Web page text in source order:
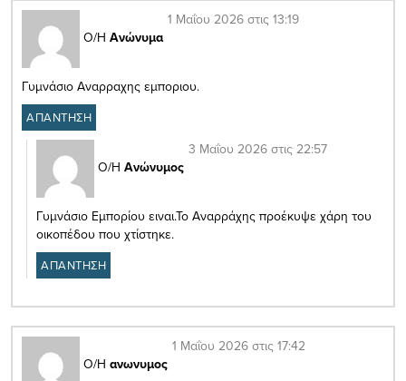
Ο/Η Ανώνυμα
1 Μαΐου 2026 στις 13:19
Γυμνάσιο Αναρραχης εμποριου.
ΑΠΑΝΤΗΣΗ
Ο/Η Ανώνυμος
3 Μαΐου 2026 στις 22:57
Γυμνάσιο Εμπορίου ειναι.Το Αναρράχης προέκυψε χάρη του
οικοπέδου που χτίστηκε.
ΑΠΑΝΤΗΣΗ
Ο/Η ανωνυμος
1 Μαΐου 2026 στις 17:42